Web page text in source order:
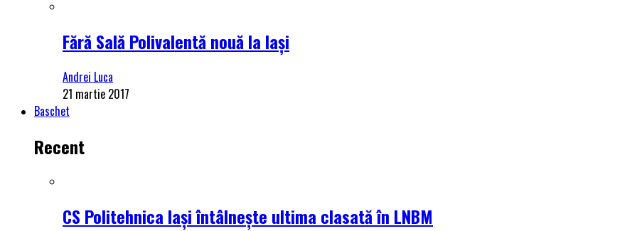
Fără Sală Polivalentă nouă la Iași
Andrei Luca
21 martie 2017
Baschet
Recent
CS Politehnica Iași întâlnește ultima clasată în LNBM